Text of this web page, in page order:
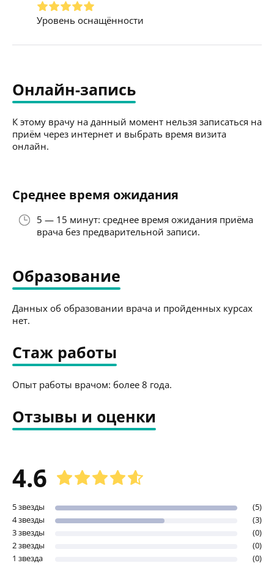
Уровень оснащённости
Онлайн-запись
К этому врачу на данный момент нельзя записаться на
приём через интернет и выбрать время визита
онлайн.
Среднее время ожидания
5 — 15 минут: среднее время ожидания приёма
врача без предварительной записи.
Образование
Данных об образовании врача и пройденных курсах
нет.
Стаж работы
Опыт работы врачом: более 8 года.
Отзывы и оценки
4.6
5 звезды
(5)
4 звезды
(3)
3 звезды
(0)
2 звезды
(0)
1 звезда
(0)